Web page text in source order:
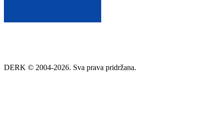
DERK © 2004-2026. Sva prava pridržana.